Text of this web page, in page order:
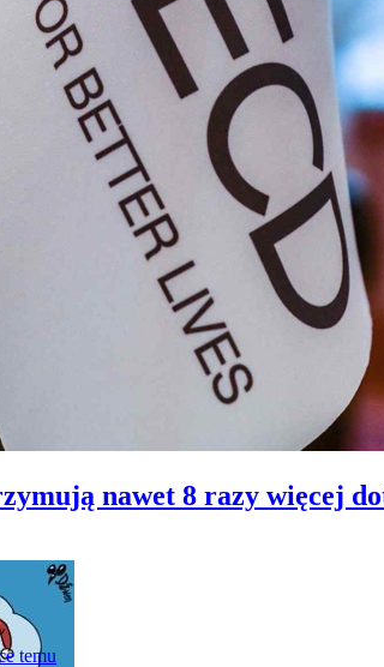
nawet 8 razy więcej
temu